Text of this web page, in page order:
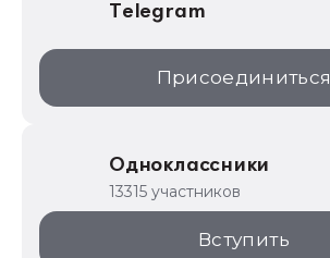
Telegram
Присоединиться
Одноклассники
13315 участников
Вступить